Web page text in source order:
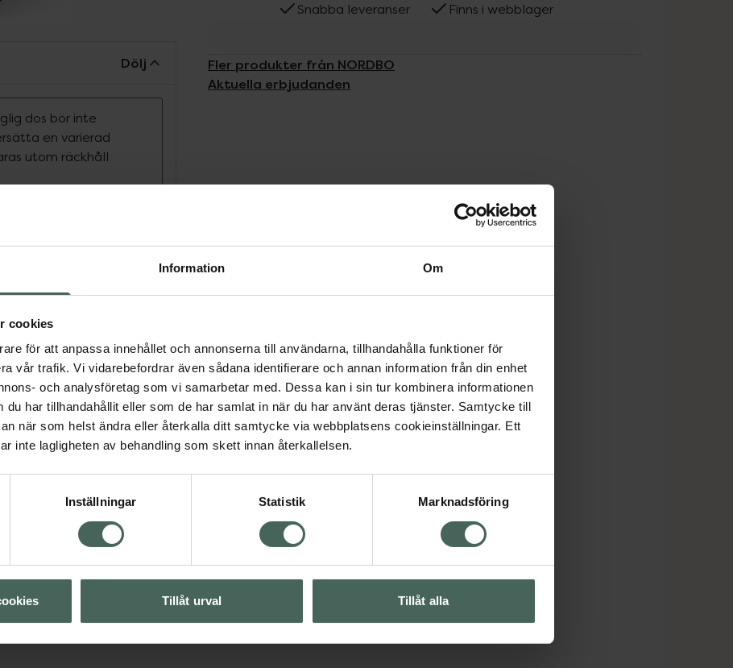
Information Om
cookies
för att anpassa innehållet och annonserna till användarna, tillhandahålla funktioner för
vår trafik. Vi vidarebefordrar även sådana identifierare och annan information från din enhet
och analysföretag som vi samarbetar med. Dessa kan i sin tur kombinera informationen
du har tillhandahållit eller som de har samlat in när du har använt deras tjänster. Samtycke till
när som helst ändra eller återkalla ditt samtycke via webbplatsens cookieinställningar. Ett
inte lagligheten av behandling som skett innan återkallelsen.
Inställningar Statistik Marknadsföring
Tillåt urval Tillåt alla
Snabba leveranser Finns i webblager
Fler produkter från NORDBO
Aktuella erbjudanden
Dölj
dos bör inte
en varierad
utom räckhåll
fiskolja från
ASC-certifierad, vilket
med respekt för såväl
då det från fångst
framställs via ny teknik
därmed till zero waste.
3, 6, 7, 9 och 11,
normala funktion. Den
intag av 250 mg EPA
Visa